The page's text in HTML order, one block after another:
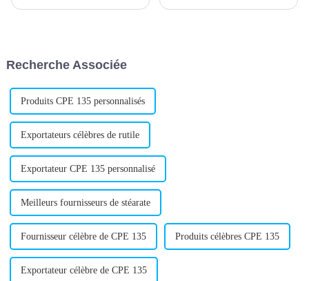
la fourniture de produits de
Recherche Associée
Produits CPE 135 personnalisés
Exportateurs célèbres de rutile
Exportateur CPE 135 personnalisé
Meilleurs fournisseurs de stéarate
Fournisseur célèbre de CPE 135 Produits célèbres CPE 135
Exportateur célèbre de CPE 135